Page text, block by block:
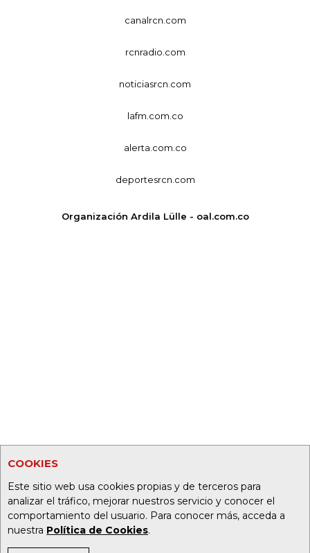
COOKIES
Este sitio web usa cookies propias y de terceros para
analizar el tráfico, mejorar nuestros servicio y conocer el
comportamiento del usuario. Para conocer más, acceda a
nuestra Política de Cookies.
canalrcn.com
rcnradio.com
noticiasrcn.com
lafm.com.co
alerta.com.co
deportesrcn.com
Organización Ardila Lülle - oal.com.co